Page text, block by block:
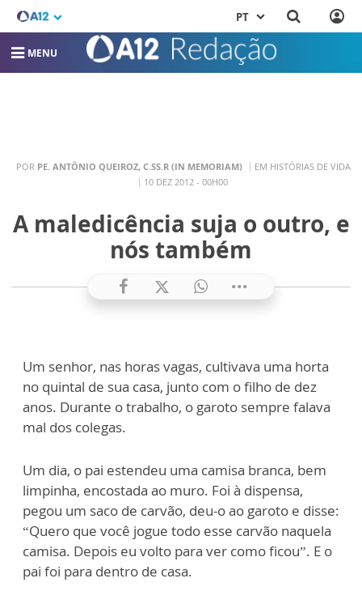
PT
MENU
POR PE. ANTÔNIO QUEIROZ, C.SS.R (IN MEMORIAM)
EM HISTÓRIAS DE VIDA
10 DEZ 2012 - 00H00
A maledicência suja o outro, e
nós também
Um senhor, nas horas vagas, cultivava uma horta
no quintal de sua casa, junto com o filho de dez
anos. Durante o trabalho, o garoto sempre falava
mal dos colegas.
Um dia, o pai estendeu uma camisa branca, bem
limpinha, encostada ao muro. Foi à dispensa,
pegou um saco de carvão, deu-o ao garoto e disse:
“Quero que você jogue todo esse carvão naquela
camisa. Depois eu volto para ver como ficou”. E o
pai foi para dentro de casa.